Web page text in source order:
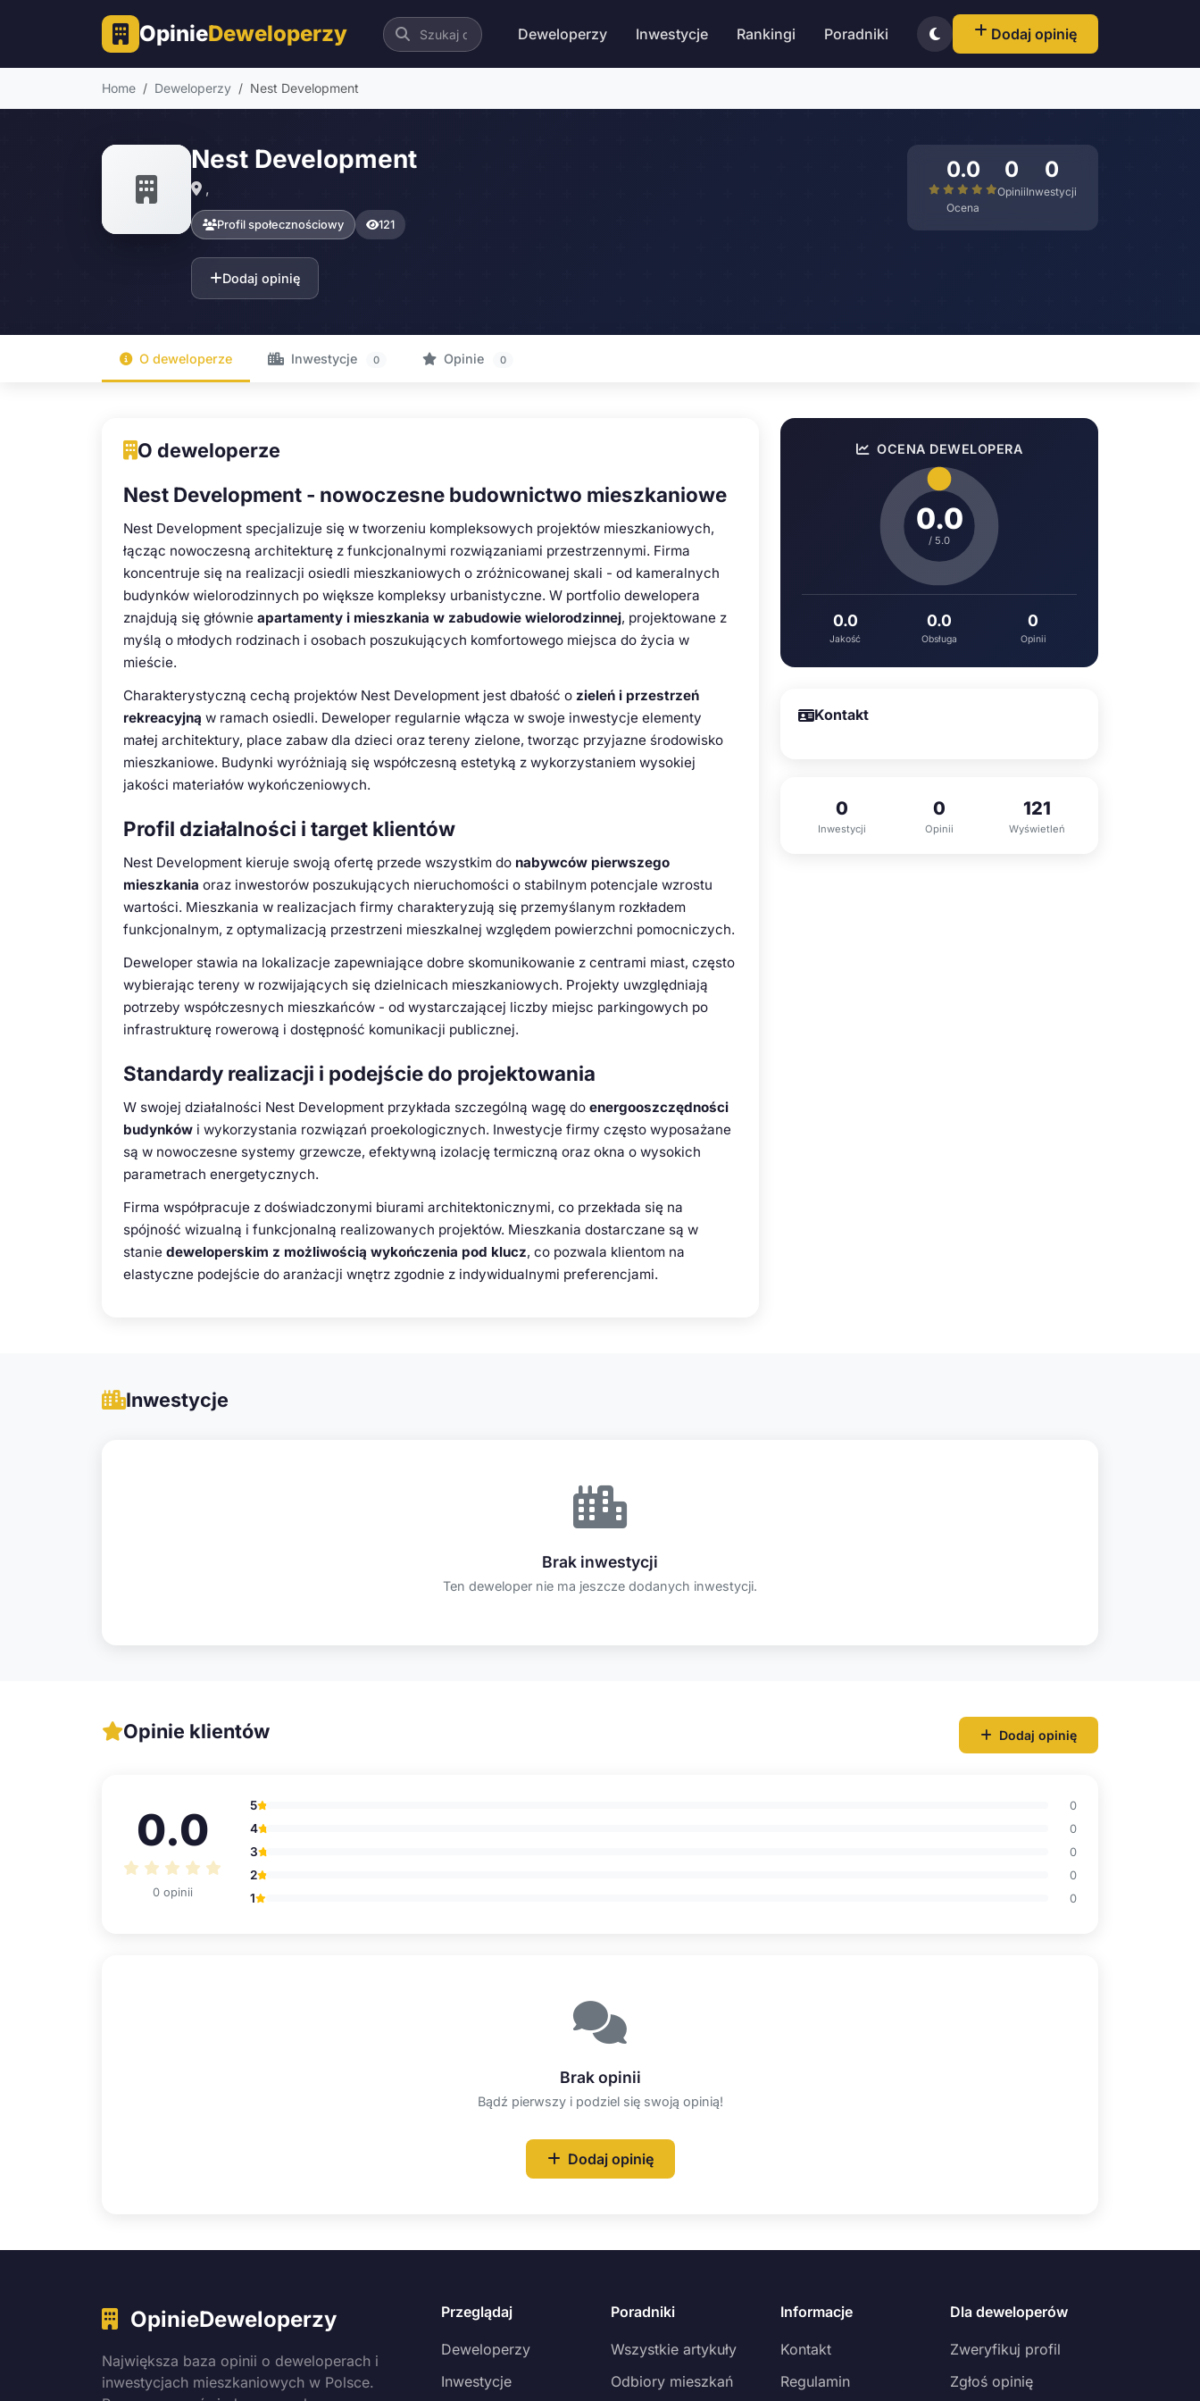
OpinieDeweloperzy Deweloperzy Inwestycje Rankingi Poradniki Dodaj opinię
Home Deweloperzy Nest Development
Nest Development
,
Profil społecznościowy 121
Dodaj opinię
0.0
Ocena
0
Opinii
0
Inwestycji
O deweloperze Inwestycje 0 Opinie 0
O deweloperze
Nest Development - nowoczesne budownictwo mieszkaniowe
Nest Development specjalizuje się w tworzeniu kompleksowych projektów mieszkaniowych,
łącząc nowoczesną architekturę z funkcjonalnymi rozwiązaniami przestrzennymi. Firma
koncentruje się na realizacji osiedli mieszkaniowych o zróżnicowanej skali - od kameralnych
budynków wielorodzinnych po większe kompleksy urbanistyczne. W portfolio dewelopera
znajdują się głównie apartamenty i mieszkania w zabudowie wielorodzinnej, projektowane z
myślą o młodych rodzinach i osobach poszukujących komfortowego miejsca do życia w
mieście.
Charakterystyczną cechą projektów Nest Development jest dbałość o zieleń i przestrzeń
rekreacyjną w ramach osiedli. Deweloper regularnie włącza w swoje inwestycje elementy
małej architektury, place zabaw dla dzieci oraz tereny zielone, tworząc przyjazne środowisko
mieszkaniowe. Budynki wyróżniają się współczesną estetyką z wykorzystaniem wysokiej
jakości materiałów wykończeniowych.
Profil działalności i target klientów
Nest Development kieruje swoją ofertę przede wszystkim do nabywców pierwszego
mieszkania oraz inwestorów poszukujących nieruchomości o stabilnym potencjale wzrostu
wartości. Mieszkania w realizacjach firmy charakteryzują się przemyślanym rozkładem
funkcjonalnym, z optymalizacją przestrzeni mieszkalnej względem powierzchni pomocniczych.
Deweloper stawia na lokalizacje zapewniające dobre skomunikowanie z centrami miast, często
wybierając tereny w rozwijających się dzielnicach mieszkaniowych. Projekty uwzględniają
potrzeby współczesnych mieszkańców - od wystarczającej liczby miejsc parkingowych po
infrastrukturę rowerową i dostępność komunikacji publicznej.
Standardy realizacji i podejście do projektowania
W swojej działalności Nest Development przykłada szczególną wagę do energooszczędności
budynków i wykorzystania rozwiązań proekologicznych. Inwestycje firmy często wyposażane
są w nowoczesne systemy grzewcze, efektywną izolację termiczną oraz okna o wysokich
parametrach energetycznych.
Firma współpracuje z doświadczonymi biurami architektonicznymi, co przekłada się na
spójność wizualną i funkcjonalną realizowanych projektów. Mieszkania dostarczane są w
stanie deweloperskim z możliwością wykończenia pod klucz, co pozwala klientom na
elastyczne podejście do aranżacji wnętrz zgodnie z indywidualnymi preferencjami.
OCENA DEWELOPERA
0.0
/ 5.0
0.0
Jakość
0.0
Obsługa
0
Opinii
Kontakt
0
Inwestycji
0
Opinii
121
Wyświetleń
Inwestycje
Brak inwestycji
Ten deweloper nie ma jeszcze dodanych inwestycji.
Opinie klientów Dodaj opinię
0.0
0 opinii
5 0
4 0
3 0
2 0
1 0
Brak opinii
Bądź pierwszy i podziel się swoją opinią!
Dodaj opinię
OpinieDeweloperzy
Największa baza opinii o deweloperach i
inwestycjach mieszkaniowych w Polsce.
Przeglądaj
Deweloperzy
Inwestycje
Poradniki
Wszystkie artykuły
Odbiory mieszkań
Informacje
Kontakt
Regulamin
Dla deweloperów
Zweryfikuj profil
Zgłoś opinię